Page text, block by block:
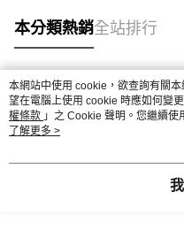
本分類熱銷全站排行
熱門標籤
本網站中使用 cookie，欲查詢有關
望在電腦上使用 cookie 時應如何變
權條款 」之 Cookie 聲明。您繼續
用條款之 Cookie 聲明使用 cookie。
了解更多 >